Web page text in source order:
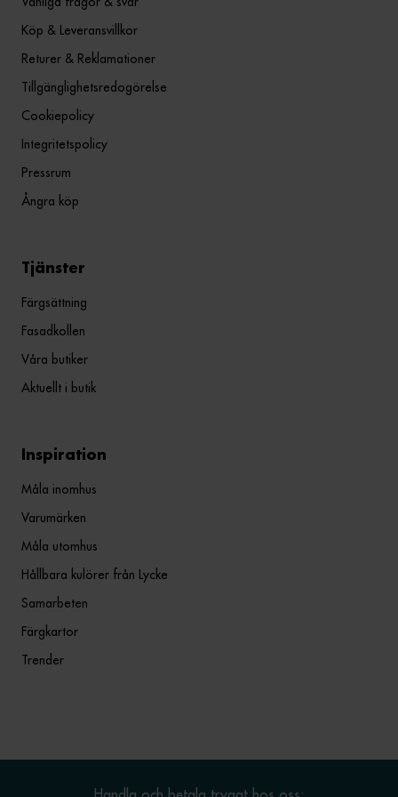
Köp & Leveransvillkor
Returer & Reklamationer
Tillgänglighetsredogörelse
Cookiepolicy
Integritetspolicy
Pressrum
Ångra köp
Tjänster
Färgsättning
Fasadkollen
Våra butiker
Aktuellt i butik
Inspiration
Måla inomhus
Varumärken
Måla utomhus
Hållbara kulörer från Lycke
Samarbeten
Färgkartor
Trender